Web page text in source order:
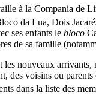
à la Compania de
da Lua, Dois
ses enfants le bloco
de sa famille
nouveaux
voisins ou
dans la liste des